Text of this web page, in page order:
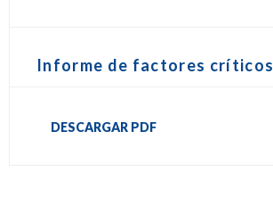
Informe de factores críticos
DESCARGAR PDF